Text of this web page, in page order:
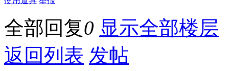
全部回复0 显示全部楼层
返回列表 发帖